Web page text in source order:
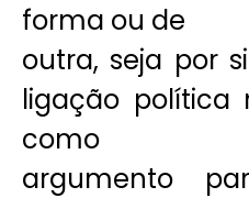
forma ou de
outra, seja por
ligação política
como
argumento